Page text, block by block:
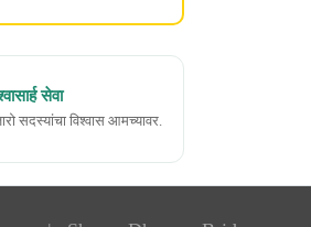
सेवा
सदस्यांचा विश्वास आमच्यावर.